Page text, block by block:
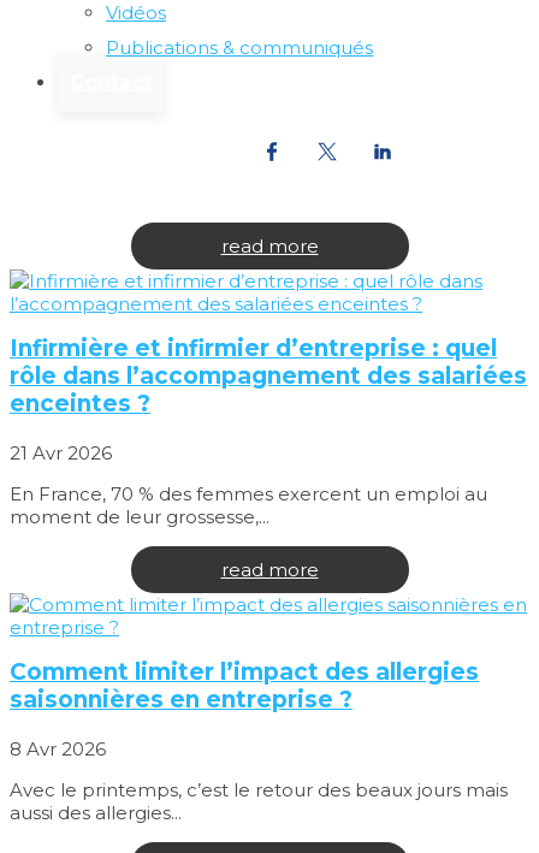
Vidéos
Publications & communiqués
Hyperconnexion : comment en parler en
entreprise ?
read more
Infirmière et infirmier d’entreprise : quel
rôle dans l’accompagnement des salariées
enceintes ?
21 Avr 2026
En France, 70 % des femmes exercent un emploi au
moment de leur grossesse,...
read more
Comment limiter l’impact des allergies
saisonnières en entreprise ?
8 Avr 2026
Avec le printemps, c’est le retour des beaux jours mais
aussi des allergies...